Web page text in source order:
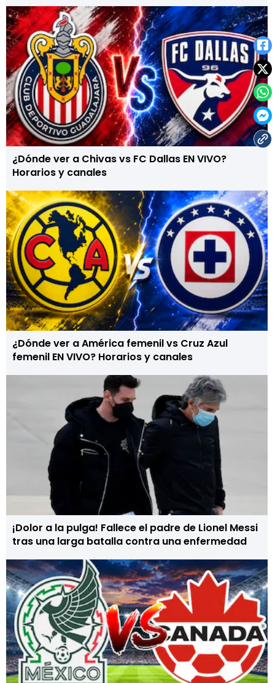
¿Dónde ver a Chivas vs FC Dallas EN VIVO?
Horarios y canales
¿Dónde ver a América femenil vs Cruz Azul
femenil EN VIVO? Horarios y canales
¡Dolor a la pulga! Fallece el padre de Lionel Messi
tras una larga batalla contra una enfermedad